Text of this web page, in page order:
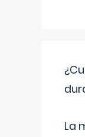
La